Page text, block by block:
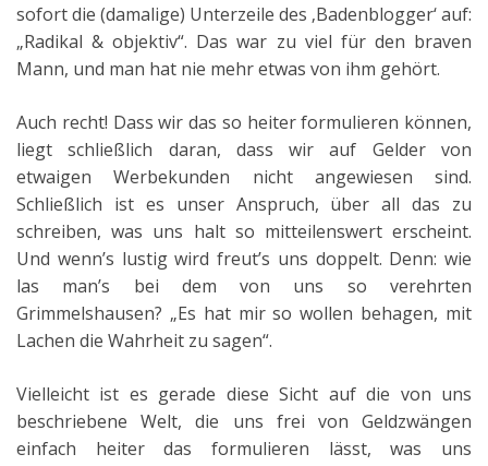
sofort die (damalige) Unterzeile des ‚Badenblogger‘ auf:
„Radikal & objektiv“. Das war zu viel für den braven
Mann, und man hat nie mehr etwas von ihm gehört.
Auch recht! Dass wir das so heiter formulieren können,
liegt schließlich daran, dass wir auf Gelder von
etwaigen Werbekunden nicht angewiesen sind.
Schließlich ist es unser Anspruch, über all das zu
schreiben, was uns halt so mitteilenswert erscheint.
Und wenn’s lustig wird freut’s uns doppelt. Denn: wie
las man’s bei dem von uns so verehrten
Grimmelshausen? „Es hat mir so wollen behagen, mit
Lachen die Wahrheit zu sagen“.
Vielleicht ist es gerade diese Sicht auf die von uns
beschriebene Welt, die uns frei von Geldzwängen
einfach heiter das formulieren lässt, was uns